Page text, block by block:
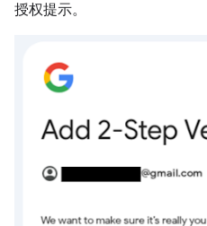
授权提示。